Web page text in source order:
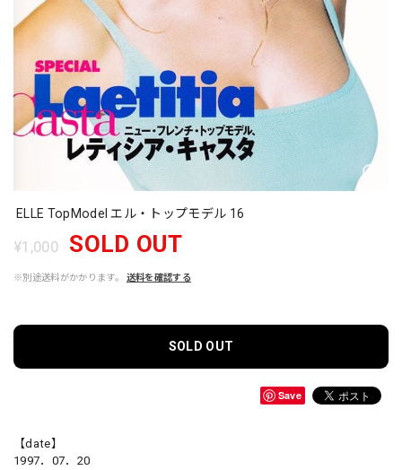
ELLE TopModel エル・トップモデル 16
¥1,000 SOLD OUT
※別途送料がかかります。 送料を確認する
SOLD OUT
Save
【date】
1997．07．20